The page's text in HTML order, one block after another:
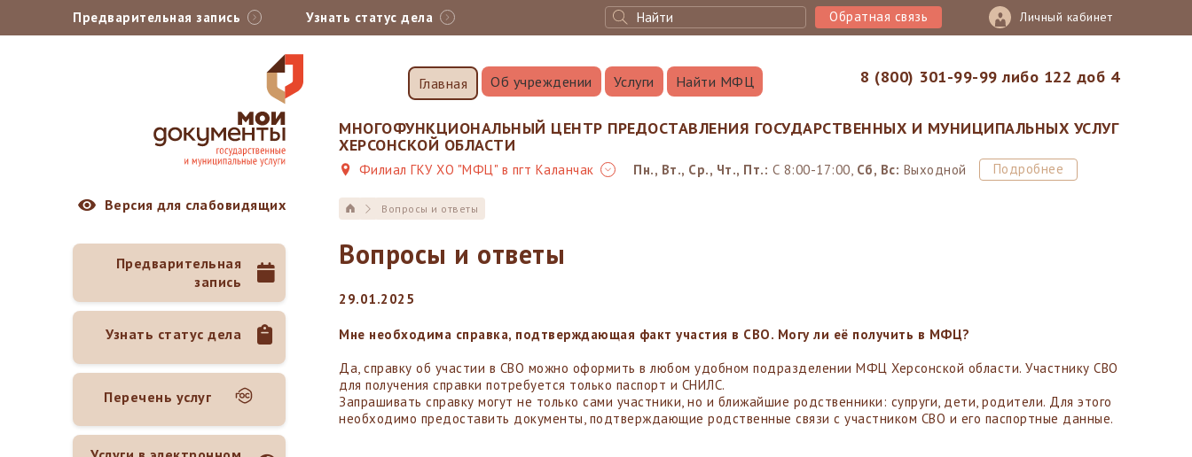
Предварительная запись Узнать статус дела Личный кабинет
8 (800) 301-99-99 либо 122 доб 4
Обратная связь
Главная Об учреждении Услуги Найти МФЦ
МНОГОФУНКЦИОНАЛЬНЫЙ ЦЕНТР ПРЕДОСТАВЛЕНИЯ ГОСУДАРСТВЕННЫХ И МУНИЦИПАЛЬНЫХ УСЛУГ
ХЕРСОНСКОЙ ОБЛАСТИ
Филиал ГКУ ХО "МФЦ" в пгт Каланчак Пн., Вт., Ср., Чт., Пт.: С 8:00-17:00, Сб, Вс: Выходной Подробнее
Версия для слабовидящих
Предварительная
запись
Узнать статус дела
Перечень услуг
Вопросы и ответы
Вопросы и ответы
29.01.2025
Мне необходима справка, подтверждающая факт участия в СВО. Могу ли её получить в МФЦ?
Да, справку об участии в СВО можно оформить в любом удобном подразделении МФЦ Херсонской области. Участнику СВО
для получения справки потребуется только паспорт и СНИЛС.
Запрашивать справку могут не только сами участники, но и ближайшие родственники: супруги, дети, родители. Для этого
необходимо предоставить документы, подтверждающие родственные связи с участником СВО и его паспортные данные.